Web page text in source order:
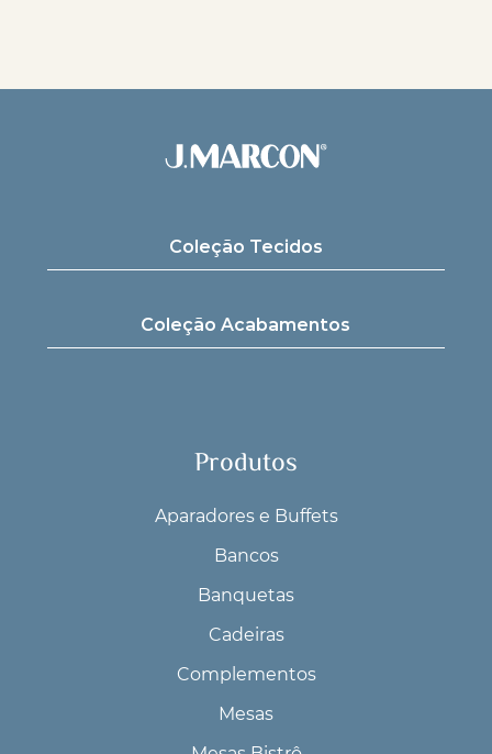
Coleção Tecidos
Coleção Acabamentos
Produtos
Aparadores e Buffets
Bancos
Banquetas
Cadeiras
Complementos
Mesas